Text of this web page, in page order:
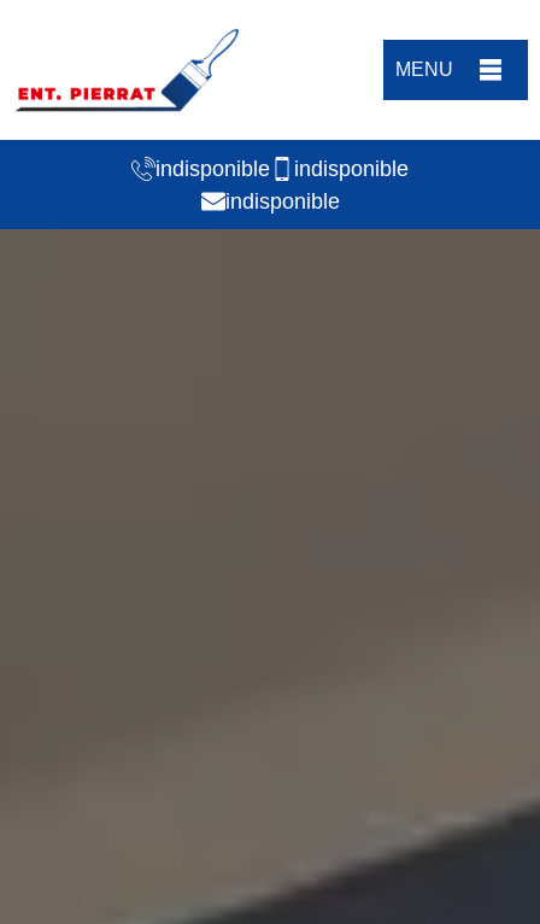
MENU
indisponible
indisponible
indisponible